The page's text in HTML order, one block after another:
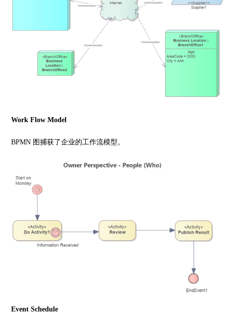
Work Flow Model
BPMN 图捕获了企业的工作流模型。
Event Schedule